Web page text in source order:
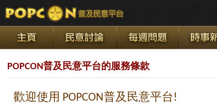
POPCON普及民意平台的服務條款
歡迎使用 POPCON普及民意平台!